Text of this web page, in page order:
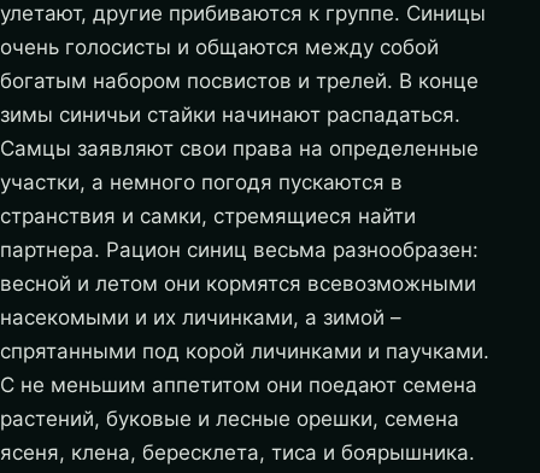
улетают, другие прибиваются к группе. Синицы
очень голосисты и общаются между собой
богатым набором посвистов и трелей. В конце
зимы синичьи стайки начинают распадаться.
Самцы заявляют свои права на определенные
участки, а немного погодя пускаются в
странствия и самки, стремящиеся найти
партнера. Рацион синиц весьма разнообразен:
весной и летом они кормятся всевозможными
насекомыми и их личинками, а зимой –
спрятанными под корой личинками и паучками.
С не меньшим аппетитом они поедают семена
растений, буковые и лесные орешки, семена
ясеня, клена, бересклета, тиса и боярышника.